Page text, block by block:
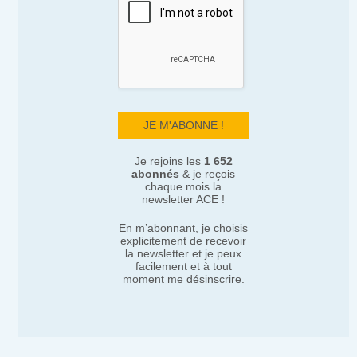
Je rejoins les 1 652
abonnés & je reçois
chaque mois la
newsletter ACE !
En m’abonnant, je choisis
explicitement de recevoir
la newsletter et je peux
facilement et à tout
moment me désinscrire.